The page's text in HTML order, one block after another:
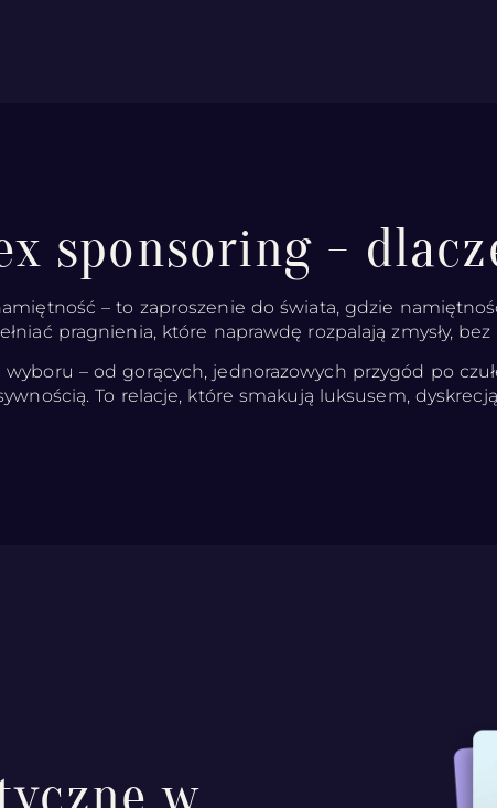
sponsoring -
– to zaproszenie do świata, gdzie
pragnienia, które naprawdę rozpalają zmysły,
– od gorących, jednorazowych przygód po
To relacje, które smakują luksusem,